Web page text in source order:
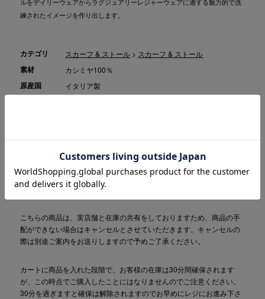
ルをデイリーウェアからラグジュアリーレジャーウェアに適する魅力的で洗
練されたイメージを作り出します。
カテゴリ スカーフ & ストール > スカーフ & ストール
素材 カシミヤ100％
原産国 イタリア製
品番 108/31/499
こちらの商品は、実店舗と在庫の共有をしておりますため、商品の手
配ができない場合はキャンセルとさせていただきます。キャンセルの
際は別途ご案内をお送りしますので予めご了承ください。
カートに商品を入れた段階で、お客様の在庫は30分間確保されます
が、この時点でご購入したことにはなりませんのでご注意ください。
30分を過ぎますと確保は解除されますのでお早めにレジにお進み下さ